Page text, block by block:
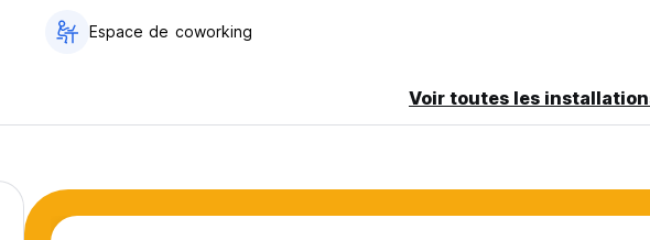
planche de surf. Si vous êtes novice en la matière, vous pouvez même faire
petit-déjeuner, brunch, déjeuner, deuxième déjeuner, goûter, avant-match, dîner,
Espace de coworking
Voir toutes les